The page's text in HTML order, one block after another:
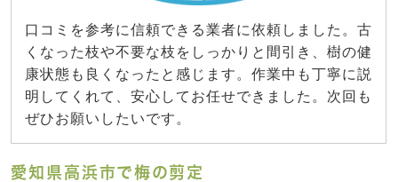
口コミを参考に信頼できる業者に依頼しました。古
くなった枝や不要な枝をしっかりと間引き、樹の健
康状態も良くなったと感じます。作業中も丁寧に説
明してくれて、安心してお任せできました。次回も
ぜひお願いしたいです。
愛知県高浜市で梅の剪定